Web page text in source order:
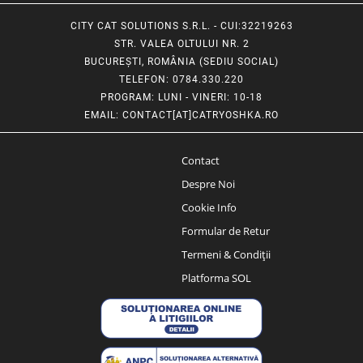
CITY CAT SOLUTIONS S.R.L. - CUI:32219263
STR. VALEA OLTULUI NR. 2
BUCUREȘTI, ROMÂNIA (SEDIU SOCIAL)
TELEFON: 0784.330.220
PROGRAM: LUNI - VINERI: 10-18
EMAIL: CONTACT[AT]CATRYOSHKA.RO
Contact
Despre Noi
Cookie Info
Formular de Retur
Termeni & Condiții
Platforma SOL